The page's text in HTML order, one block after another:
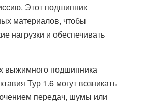
Этот подшипник
материалов, чтобы
нагрузки и обеспечивать
выжимного подшипника
Тур 1.6 могут возникать
передач, шумы или